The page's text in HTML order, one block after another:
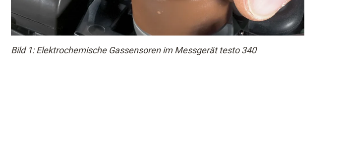
Bild 1: Elektrochemische Gassensoren im Messgerät testo 340